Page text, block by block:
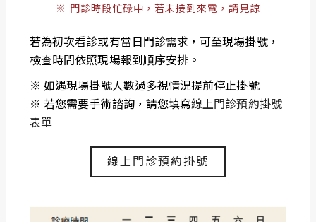
※ 門診時段忙碌中，若未接到來電，請見諒
若為初次看診或有當日門診需求，可至現場掛號，
檢查時間依照現場報到順序安排。
※ 如遇現場掛號人數過多視情況提前停止掛號
※ 若您需要手術諮詢，請您填寫線上門診預約掛號
表單
線上門診預約掛號